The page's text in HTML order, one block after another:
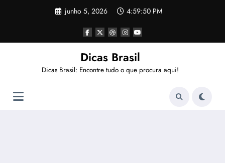
junho 5, 2026 4:59:50 PM
Dicas Brasil
Dicas Brasil: Encontre tudo o que procura aqui!